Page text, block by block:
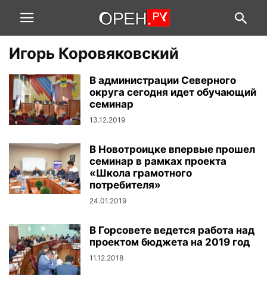
Игорь Коровяковский
В администрации Северного
округа сегодня идет обучающий
семинар
13.12.2019
В Новотроицке впервые прошел
семинар в рамках проекта
«Школа грамотного
потребителя»
24.01.2019
В Горсовете ведется работа над
проектом бюджета на 2019 год
11.12.2018